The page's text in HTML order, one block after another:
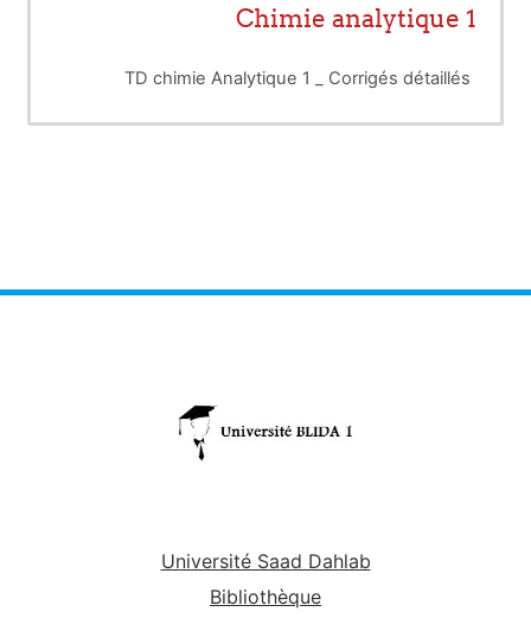
Chimie analytique 1
TD chimie Analytique 1 _ Corrigés détaillés
Université Saad Dahlab
Bibliothèque